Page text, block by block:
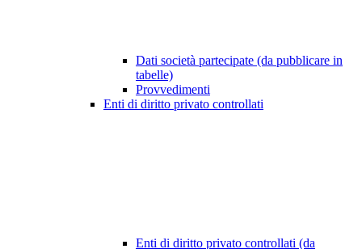
Dati società partecipate (da pubblicare in
tabelle)
Provvedimenti
Enti di diritto privato controllati
Enti di diritto privato controllati (da